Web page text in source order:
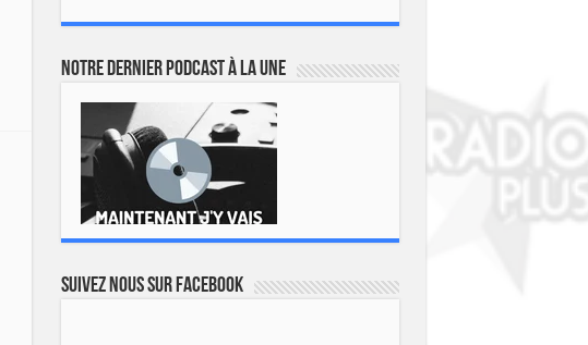
Notre dernier podcast à la une
Suivez nous sur Facebook